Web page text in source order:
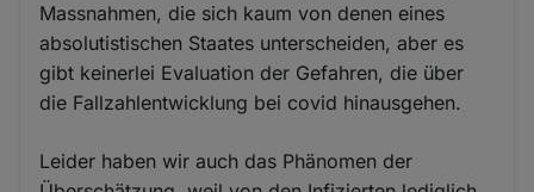
Massnahmen, die sich kaum von denen eines
absolutistischen Staates unterscheiden, aber es
gibt keinerlei Evaluation der Gefahren, die über
die Fallzahlentwicklung bei covid hinausgehen.
Leider haben wir auch das Phänomen der